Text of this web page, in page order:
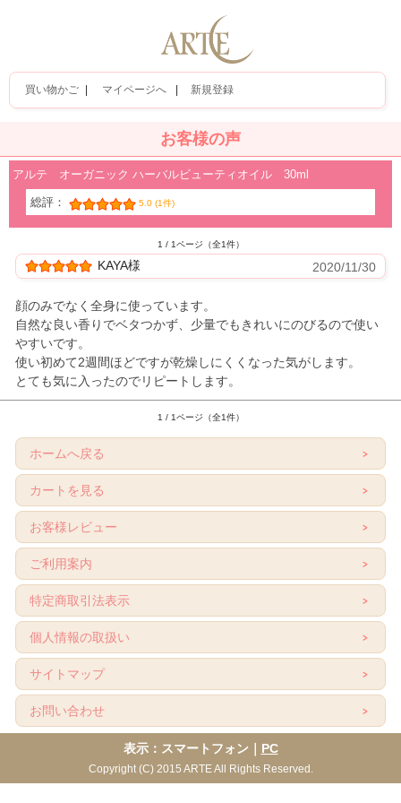
買い物かご マイページへ 新規登録
お客様の声
アルテ オーガニック ハーバルビューティオイル 30ml
総評： 5.0 (1件)
1 / 1ページ（全1件）
KAYA様 2020/11/30
顔のみでなく全身に使っています。
自然な良い香りでベタつかず、少量でもきれいにのびるので使い
やすいです。
使い初めて2週間ほどですが乾燥しにくくなった気がします。
とても気に入ったのでリピートします。
1 / 1ページ（全1件）
ホームへ戻る
カートを見る
お客様レビュー
ご利用案内
特定商取引法表示
個人情報の取扱い
サイトマップ
お問い合わせ
表示：スマートフォン｜ PC
Copyright (C) 2015 ARTE All Rights Reserved.